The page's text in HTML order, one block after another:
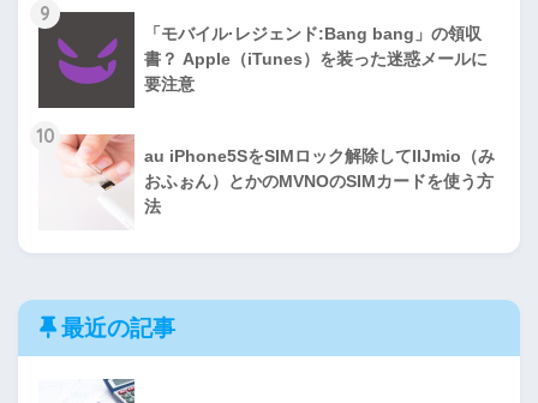
9
「モバイル·レジェンド:Bang bang」の領収
書？ Apple（iTunes）を装った迷惑メールに
要注意
10
au iPhone5SをSIMロック解除してIIJmio（み
おふぉん）とかのMVNOのSIMカードを使う方
法
最近の記事